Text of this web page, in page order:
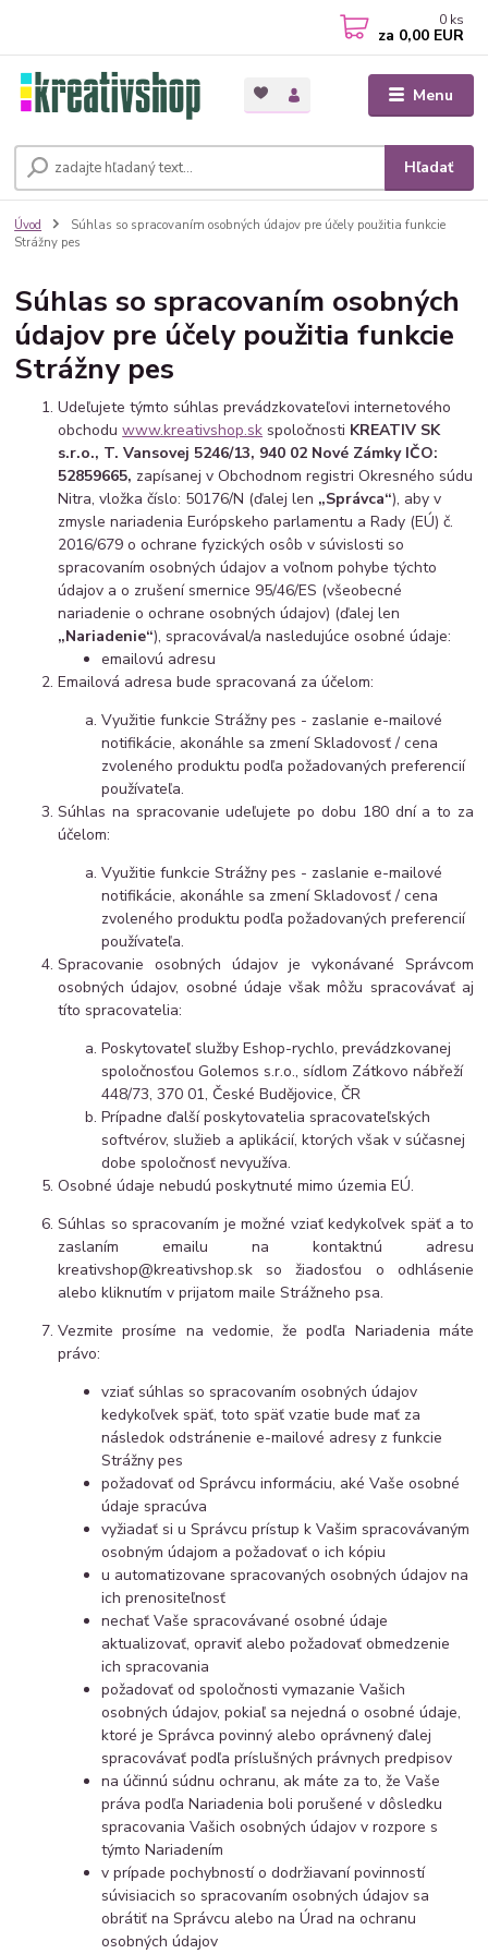
Menu
Hľadať
0 ks
za 0,00 EUR
Úvod
Súhlas so spracovaním osobných údajov pre účely použitia funkcie
Strážny pes
Súhlas so spracovaním osobných
údajov pre účely použitia funkcie
Strážny pes
Udeľujete týmto súhlas prevádzkovateľovi internetového
obchoduwww.kreativshop.sk spoločnosti KREATIV SK
s.r.o., T. Vansovej 5246/13, 940 02 Nové Zámky IČO:
52859665, zapísanej v Obchodnom registri Okresného súdu
Nitra, vložka číslo: 50176/N (ďalej len „Správca“), aby v
zmysle nariadenia Európskeho parlamentu a Rady (EÚ) č.
2016/679 o ochrane fyzických osôb v súvislosti so
spracovaním osobných údajov a voľnom pohybe týchto
údajov a o zrušení smernice 95/46/ES (všeobecné
nariadenie o ochrane osobných údajov) (ďalej len
„Nariadenie“), spracovával/a nasledujúce osobné údaje:
emailovú adresu
Emailová adresa bude spracovaná za účelom:
Využitie funkcie Strážny pes - zaslanie e-mailové
notifikácie, akonáhle sa zmení Skladovosť / cena
zvoleného produktu podľa požadovaných preferencií
používateľa.
Súhlas na spracovanie udeľujete po dobu 180 dní a to za
účelom:
Využitie funkcie Strážny pes - zaslanie e-mailové
notifikácie, akonáhle sa zmení Skladovosť / cena
zvoleného produktu podľa požadovaných preferencií
používateľa.
Spracovanie osobných údajov je vykonávané Správcom
osobných údajov, osobné údaje však môžu spracovávať aj
títo spracovatelia:
Poskytovateľ služby Eshop-rychlo, prevádzkovanej
spoločnosťou Golemos s.r.o., sídlom Zátkovo nábřeží
448/73, 370 01, České Budějovice, ČR
Prípadne ďalší poskytovatelia spracovateľských
softvérov, služieb a aplikácií, ktorých však v súčasnej
dobe spoločnosť nevyužíva.
Osobné údaje nebudú poskytnuté mimo územia EÚ.
Súhlas so spracovaním je možné vziať kedykoľvek späť a to
zaslaním emailu na kontaktnú adresu
kreativshop@kreativshop.sk so žiadosťou o odhlásenie
alebo kliknutím v prijatom maile Strážneho psa.
Vezmite prosíme na vedomie, že podľa Nariadenia máte
právo:
vziať súhlas so spracovaním osobných údajov
kedykoľvek späť, toto späť vzatie bude mať za
následok odstránenie e-mailové adresy z funkcie
Strážny pes
požadovať od Správcu informáciu, aké Vaše osobné
údaje spracúva
vyžiadať si u Správcu prístup k Vašim spracovávaným
osobným údajom a požadovať o ich kópiu
u automatizovane spracovaných osobných údajov na
ich prenositeľnosť
nechať Vaše spracovávané osobné údaje
aktualizovať, opraviť alebo požadovať obmedzenie
ich spracovania
požadovať od spoločnosti vymazanie Vašich
osobných údajov, pokiaľ sa nejedná o osobné údaje,
ktoré je Správca povinný alebo oprávnený ďalej
spracovávať podľa príslušných právnych predpisov
na účinnú súdnu ochranu, ak máte za to, že Vaše
práva podľa Nariadenia boli porušené v dôsledku
spracovania Vašich osobných údajov v rozpore s
týmto Nariadením
v prípade pochybností o dodržiavaní povinností
súvisiacich so spracovaním osobných údajov sa
obrátiť na Správcu alebo na Úrad na ochranu
osobných údajov